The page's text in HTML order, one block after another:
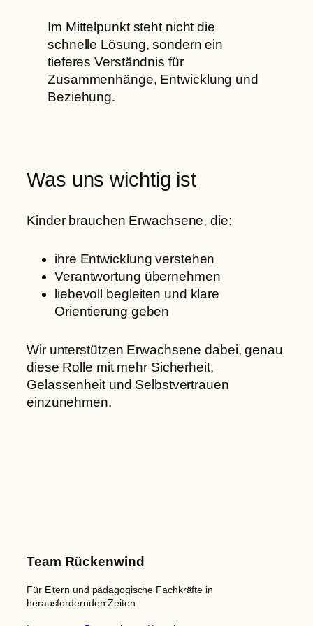
Im Mittelpunkt steht nicht die
schnelle Lösung, sondern ein
tieferes Verständnis für
Zusammenhänge, Entwicklung und
Beziehung.
Was uns wichtig ist
Kinder brauchen Erwachsene, die:
ihre Entwicklung verstehen
Verantwortung übernehmen
liebevoll begleiten und klare
Orientierung geben
Wir unterstützen Erwachsene dabei, genau
diese Rolle mit mehr Sicherheit,
Gelassenheit und Selbstvertrauen
einzunehmen.
Team Rückenwind
Für Eltern und pädagogische Fachkräfte in
herausfordernden Zeiten